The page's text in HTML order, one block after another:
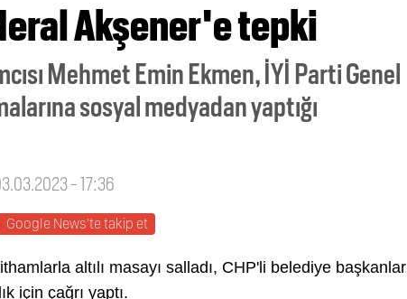
Akşener'e tepki
Mehmet Emin Ekmen, İYİ Parti Genel
sosyal medyadan yaptığı
- 17:36
Google News'te takip et
altılı masayı salladı, CHP'li belediye
için çağrı yaptı.